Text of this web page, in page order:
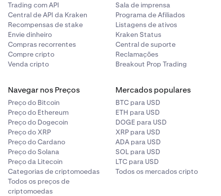
Trading com API
Central de API da Kraken
Recompensas de stake
Envie dinheiro
Compras recorrentes
Compre cripto
Venda cripto
Sala de imprensa
Programa de Afiliados
Listagens de ativos
Kraken Status
Central de suporte
Reclamações
Breakout Prop Trading
Navegar nos Preços
Preço do Bitcoin
Preço do Ethereum
Preço do Dogecoin
Preço do XRP
Preço do Cardano
Preço do Solana
Preço da Litecoin
Categorias de criptomoedas
Todos os preços de
criptomoedas
Mercados populares
BTC para USD
ETH para USD
DOGE para USD
XRP para USD
ADA para USD
SOL para USD
LTC para USD
Todos os mercados cripto